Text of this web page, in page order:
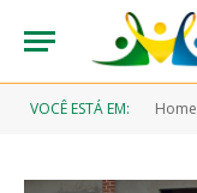
VOCÊ ESTÁ EM: Home